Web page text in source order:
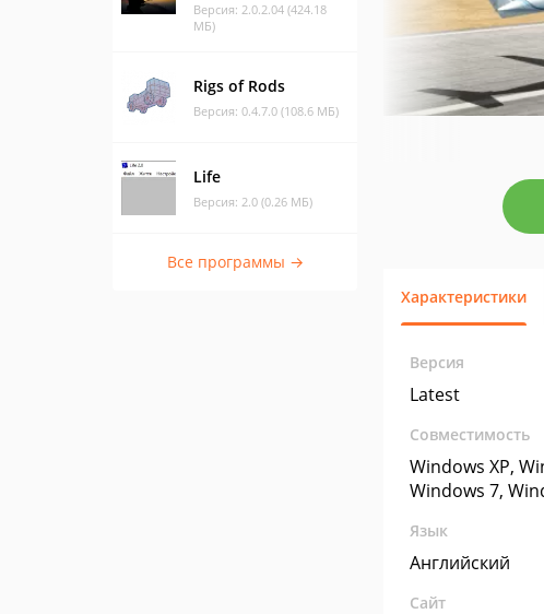
Версия: 2.0.2.04 (424.18
МБ)
Rigs of Rods
Версия: 0.4.7.0 (108.6 МБ)
Life
Версия: 2.0 (0.26 МБ)
Все программы →
Характеристики
Версия
Latest
Совместимость
Windows XP,
Windows 7,
Язык
Английский
Сайт